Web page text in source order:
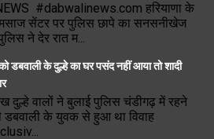
#dabwalinews.com हरियाणा के
सेंटर पर पुलिस छापे का सनसनीखेज
ने देर रात म...
डबवाली के दुल्हे का घर पसंद नहीं आया तो शादी
दुल्हे वालों ने बुलाई पुलिस चंडीगढ़ में रहने
डबवाली के युवक से हुआ था विवाह